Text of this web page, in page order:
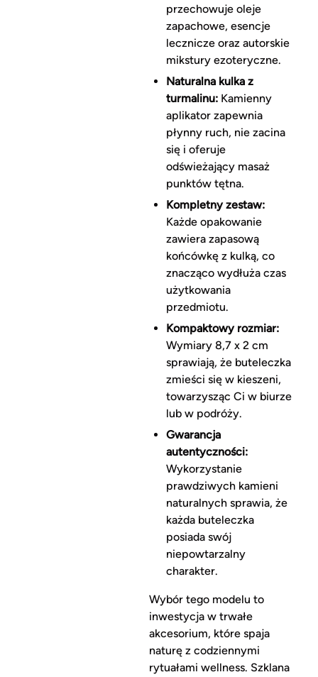
przechowuje oleje
zapachowe, esencje
lecznicze oraz autorskie
mikstury ezoteryczne.
Naturalna kulka z
turmalinu:Kamienny
aplikator zapewnia
płynny ruch, nie zacina
się i oferuje
odświeżający masaż
punktów tętna.
Kompletny zestaw:
Każde opakowanie
zawiera zapasową
końcówkę z kulką, co
znacząco wydłuża czas
użytkowania
przedmiotu.
Kompaktowy rozmiar:
Wymiary 8,7 x 2 cm
sprawiają, że buteleczka
zmieści się w kieszeni,
towarzysząc Ci w biurze
lub w podróży.
Gwarancja
autentyczności:
Wykorzystanie
prawdziwych kamieni
naturalnych sprawia, że
każda buteleczka
posiada swój
niepowtarzalny
charakter.
Wybór tego modelu to
inwestycja w trwałe
akcesorium, które spaja
naturę z codziennymi
rytuałami wellness. Szklana